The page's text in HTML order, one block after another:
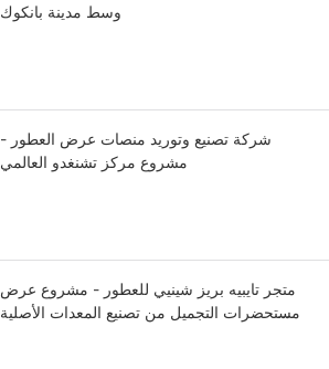
وسط مدينة بانكوك
شركة تصنيع وتوريد منصات عرض العطور -
مشروع مركز تشنغدو العالمي
متجر تايبيه بريز شينيي للعطور - مشروع عرض
مستحضرات التجميل من تصنيع المعدات الأصلية